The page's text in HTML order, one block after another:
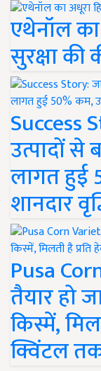
एथेनॉल
सुरक्षा की
Success
उत्पादों से
लागत हुई
शानदार
Pusa
तैयार हो
किस्में,
क्विंटल